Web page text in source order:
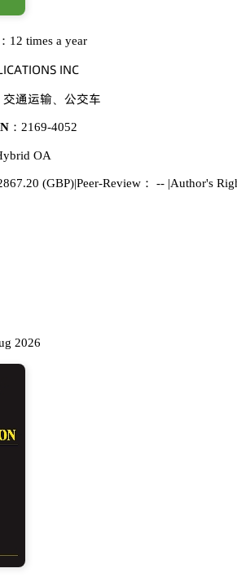
12 times a year
。嵻穫喊鵣沟偌 喊沟。
母㸰䏒㓸、 赤母烚
： 2169-4052
OA
(GBP)|Peer-Review： -- |Author's
2026